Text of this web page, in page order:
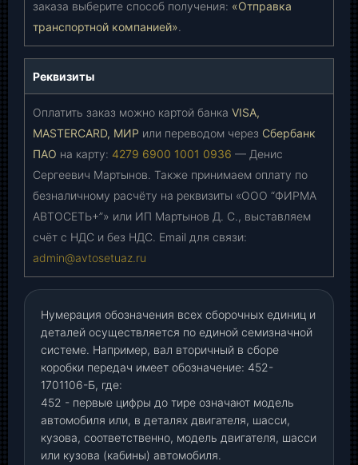
заказа выберите способ получения: «Отправка
транспортной компанией».
Реквизиты
Оплатить заказ можно картой банка VISA,
MASTERCARD, МИР или переводом через Сбербанк
ПАО на карту: 4279 6900 1001 0936 — Денис
Сергеевич Мартынов. Также принимаем оплату по
безналичному расчёту на реквизиты «ООО “ФИРМА
АВТОСЕТЬ+”» или ИП Мартынов Д. С., выставляем
счёт с НДС и без НДС. Email для связи:
admin@avtosetuaz.ru
Нумерация обозначения всех сборочных единиц и
деталей осуществляется по единой семизначной
системе. Например, вал вторичный в сборе
коробки передач имеет обозначение: 452-
1701106-Б, где:
452 - первые цифры до тире означают модель
автомобиля или, в деталях двигателя, шасси,
кузова, соответственно, модель двигателя, шасси
или кузова (кабины) автомобиля.